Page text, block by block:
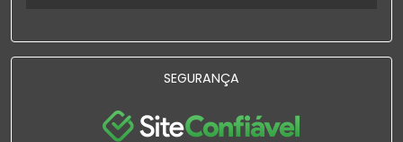
SEGURANÇA